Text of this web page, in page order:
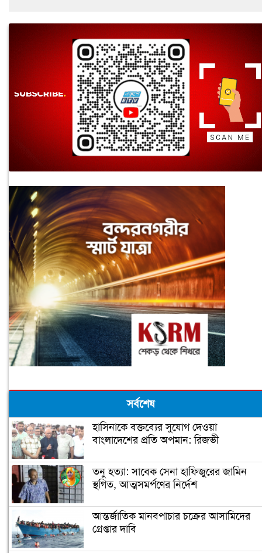
সর্বশেষ
হাসিনাকে বক্তব্যের সুযোগ দেওয়া
বাংলাদেশের প্রতি অপমান: রিজভী
তনু হত্যা: সাবেক সেনা হাফিজুরের জামিন
স্থগিত, আত্মসমর্পণের নির্দেশ
আন্তর্জাতিক মানবপাচার চক্রের আসামিদের
গ্রেপ্তার দাবি